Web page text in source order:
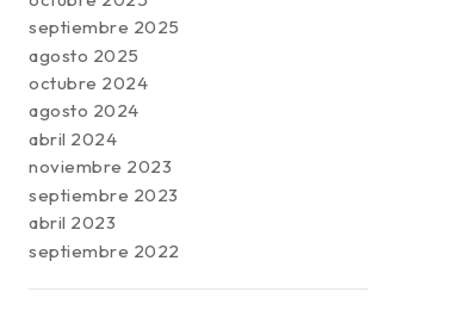
septiembre 2025
agosto 2025
octubre 2024
agosto 2024
abril 2024
noviembre 2023
septiembre 2023
abril 2023
septiembre 2022